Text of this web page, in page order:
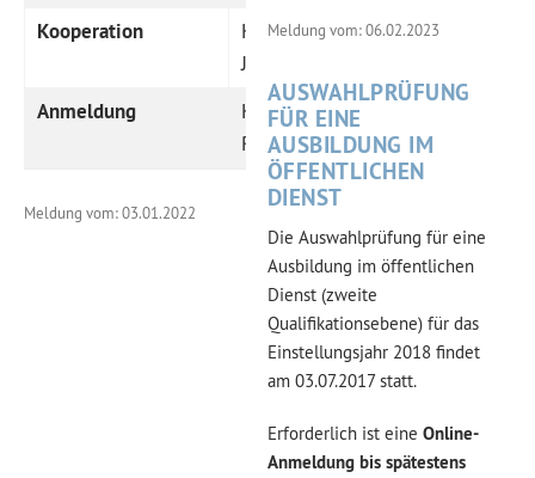
Kooperation
Kommunale
Jugendarbeit
Anmeldung
Kreisjugendring
Regen
Meldung vom: 03.01.2022
Meldung vom: 06.02.2023
AUSWAHLPRÜFUNG
FÜR EINE
AUSBILDUNG IM
ÖFFENTLICHEN
DIENST
Die Auswahlprüfung für eine
Ausbildung im öffentlichen
Dienst (zweite
Qualifikationsebene) für das
Einstellungsjahr 2018 findet
am 03.07.2017 statt.
Erforderlich ist eine Online-
Anmeldung bis spätestens